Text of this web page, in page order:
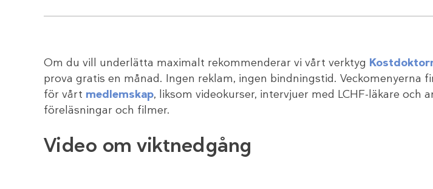
Om du vill underlätta maximalt rekommenderar vi vårt verktyg
prova gratis en månad. Ingen reklam, ingen bindningstid. Veckomenyerna
för vårt medlemskap, liksom videokurser, intervjuer med LCHF-läkare och
föreläsningar och filmer.
Video om viktnedgång